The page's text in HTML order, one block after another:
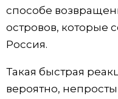
Общество
Японский
Еда и напитки
способе
островов, которые
Россия.
Такая быстрая
вероятно,